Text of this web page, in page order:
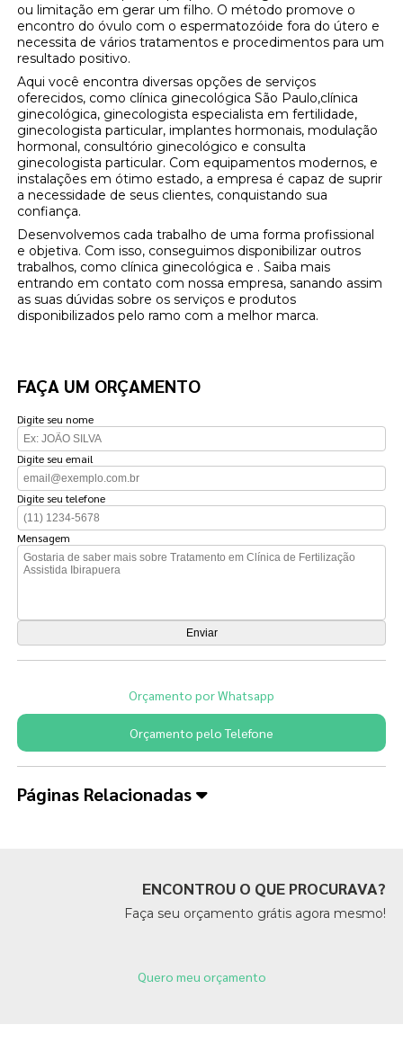
ou limitação em gerar um filho. O método promove o
encontro do óvulo com o espermatozóide fora do útero e
necessita de vários tratamentos e procedimentos para um
resultado positivo.
Aqui você encontra diversas opções de serviços
oferecidos, como clínica ginecológica São Paulo,clínica
ginecológica, ginecologista especialista em fertilidade,
ginecologista particular, implantes hormonais, modulação
hormonal, consultório ginecológico e consulta
ginecologista particular. Com equipamentos modernos, e
instalações em ótimo estado, a empresa é capaz de suprir
a necessidade de seus clientes, conquistando sua
confiança.
Desenvolvemos cada trabalho de uma forma profissional
e objetiva. Com isso, conseguimos disponibilizar outros
trabalhos, como clínica ginecológica e . Saiba mais
entrando em contato com nossa empresa, sanando assim
as suas dúvidas sobre os serviços e produtos
disponibilizados pelo ramo com a melhor marca.
FAÇA UM ORÇAMENTO
Digite seu nome
Digite seu email
Digite seu telefone
Mensagem
Orçamento por Whatsapp
Orçamento pelo Telefone
Páginas Relacionadas
ENCONTROU O QUE PROCURAVA?
Faça seu orçamento grátis agora mesmo!
Quero meu orçamento